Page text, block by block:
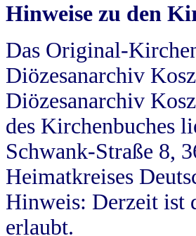
Hinweise zu den
Das Original-
Diözesanarchiv
Diözesanarchiv
des Kirchenbuches
Schwank-Straße 8,
Heimatkreises
Hinweis: Derzeit ist
erlaubt.